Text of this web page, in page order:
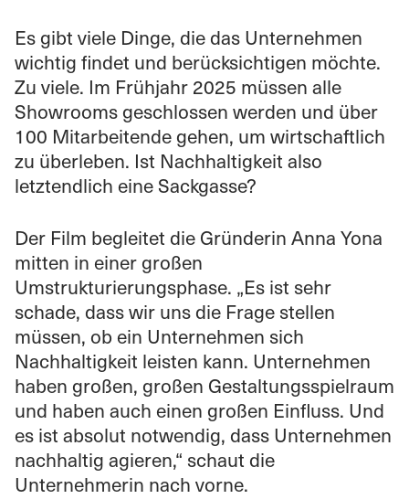
Es gibt viele Dinge, die das Unternehmen
wichtig findet und berücksichtigen möchte.
Zu viele. Im Frühjahr 2025 müssen alle
Showrooms geschlossen werden und über
100 Mitarbeitende gehen, um wirtschaftlich
zu überleben. Ist Nachhaltigkeit also
letztendlich eine Sackgasse?
Der Film begleitet die Gründerin Anna Yona
mitten in einer großen
Umstrukturierungsphase. „Es ist sehr
schade, dass wir uns die Frage stellen
müssen, ob ein Unternehmen sich
Nachhaltigkeit leisten kann. Unternehmen
haben großen, großen Gestaltungsspielraum
und haben auch einen großen Einfluss. Und
es ist absolut notwendig, dass Unternehmen
nachhaltig agieren,“ schaut die
Unternehmerin nach vorne.